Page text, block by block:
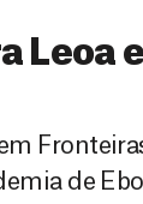
Leoa
de